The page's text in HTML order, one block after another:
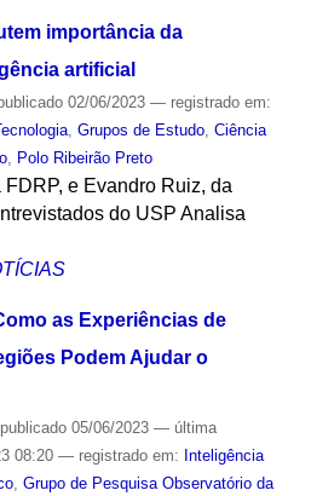
importância da
artificial
02/06/2023 — registrado em:
, Grupos de Estudo, Ciência
, Polo Ribeirão Preto
e Evandro Ruiz, da
do USP Analisa
as Experiências de
Podem Ajudar o
publicado05/06/2023 — última
08:20 — registrado em: Inteligência
, Grupo de Pesquisa Observatório da